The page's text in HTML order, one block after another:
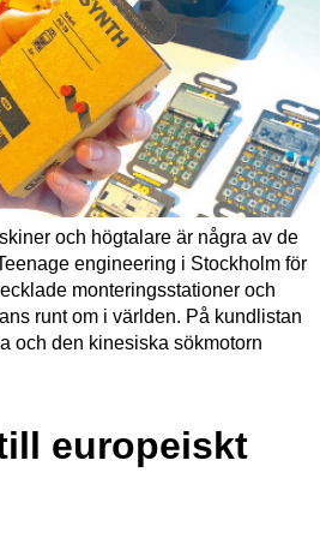
och högtalare är några av de
engineering i Stockholm för
monteringsstationer och
runt om i världen. På kundlistan
och den kinesiska sökmotorn
europeiskt